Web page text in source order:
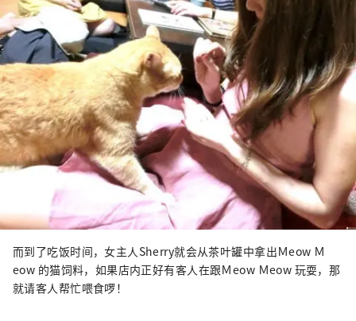
而到了吃饭时间，女主人Sherry就会从茶叶罐中拿出Ｍeow Ｍ
eow 的猫饲料，如果店内正好有客人在跟Ｍeow Ｍeow 玩耍，那
就请客人帮忙喂食啰！